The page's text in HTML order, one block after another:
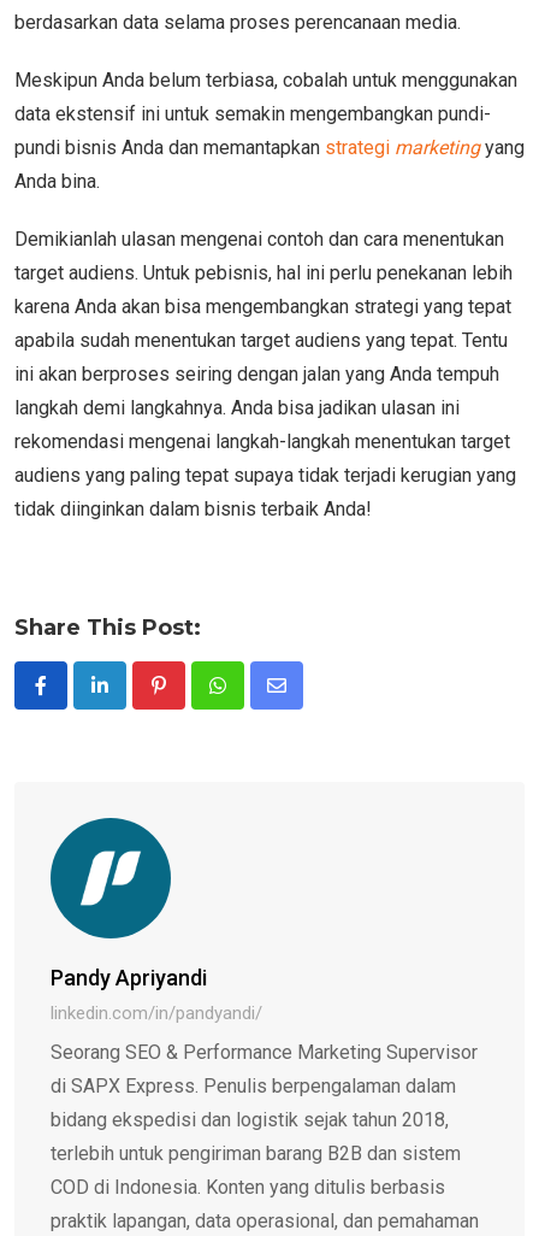
berdasarkan data selama proses perencanaan media.
Meskipun Anda belum terbiasa, cobalah untuk menggunakan
data ekstensif ini untuk semakin mengembangkan pundi-
pundi bisnis Anda dan memantapkan strategi marketingyang
Anda bina.
Demikianlah ulasan mengenai contoh dan cara menentukan
target audiens. Untuk pebisnis, hal ini perlu penekanan lebih
karena Anda akan bisa mengembangkan strategi yang tepat
apabila sudah menentukan target audiens yang tepat. Tentu
ini akan berproses seiring dengan jalan yang Anda tempuh
langkah demi langkahnya. Anda bisa jadikan ulasan ini
rekomendasi mengenai langkah-langkah menentukan target
audiens yang paling tepat supaya tidak terjadi kerugian yang
tidak diinginkan dalam bisnis terbaik Anda!
Share This Post:
PinterestWhatsappShare
Pandy Apriyandi
linkedin.com/in/pandyandi/
Seorang SEO & Performance Marketing Supervisor
di SAPX Express. Penulis berpengalaman dalam
bidang ekspedisi dan logistik sejak tahun 2018,
terlebih untuk pengiriman barang B2B dan sistem
COD di Indonesia. Konten yang ditulis berbasis
praktik lapangan, data operasional, dan pemahaman